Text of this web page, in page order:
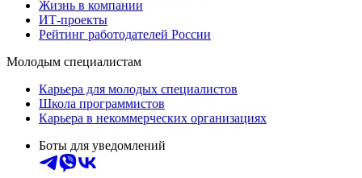
Жизнь в компании
ИТ-проекты
Рейтинг работодателей России
Молодым специалистам
Карьера для молодых специалистов
Школа программистов
Карьера в некоммерческих организациях
Боты для уведомлений